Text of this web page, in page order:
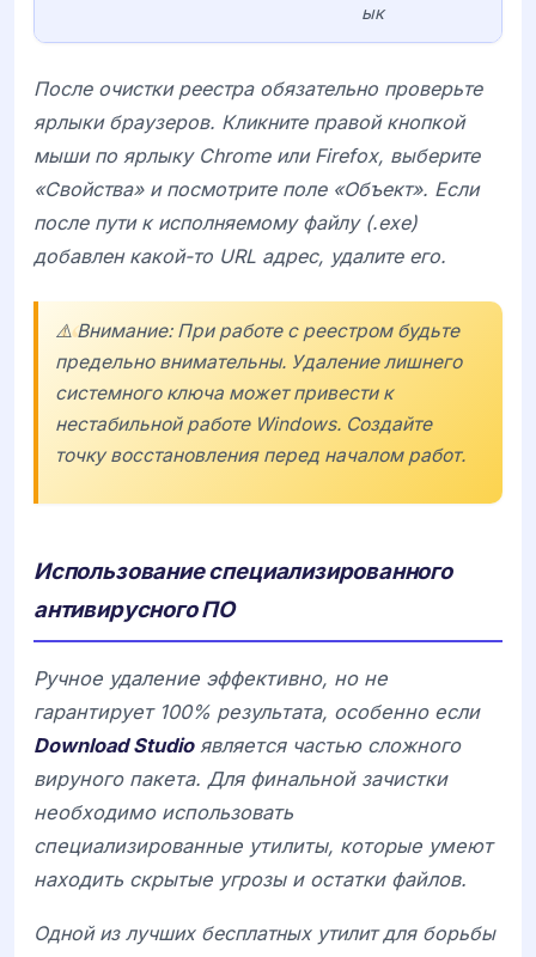
ык
После очистки реестра обязательно проверьте
ярлыки браузеров. Кликните правой кнопкой
мыши по ярлыку Chrome или Firefox, выберите
«Свойства» и посмотрите поле «Объект». Если
после пути к исполняемому файлу (.exe)
добавлен какой-то URL адрес, удалите его.
⚠️ Внимание: При работе с реестром будьте
предельно внимательны. Удаление лишнего
системного ключа может привести к
нестабильной работе Windows. Создайте
точку восстановления перед началом работ.
Использование специализированного
антивирусного ПО
Ручное удаление эффективно, но не
гарантирует 100% результата, особенно если
Download Studioявляется частью сложного
вируного пакета. Для финальной зачистки
необходимо использовать
специализированные утилиты, которые умеют
находить скрытые угрозы и остатки файлов.
Одной из лучших бесплатных утилит для борьбы